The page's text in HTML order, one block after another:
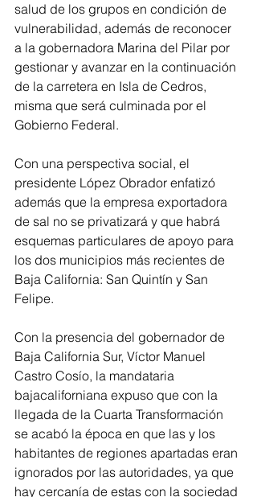
salud de los grupos en condición de
vulnerabilidad, además de reconocer
a la gobernadora Marina del Pilar por
gestionar y avanzar en la continuación
de la carretera en Isla de Cedros,
misma que será culminada por el
Gobierno Federal.
Con una perspectiva social, el
presidente López Obrador enfatizó
además que la empresa exportadora
de sal no se privatizará y que habrá
esquemas particulares de apoyo para
los dos municipios más recientes de
Baja California: San Quintín y San
Felipe.
Con la presencia del gobernador de
Baja California Sur, Víctor Manuel
Castro Cosío, la mandataria
bajacaliforniana expuso que con la
llegada de la Cuarta Transformación
se acabó la época en que las y los
habitantes de regiones apartadas eran
ignorados por las autoridades, ya que
hay cercanía de estas con la sociedad